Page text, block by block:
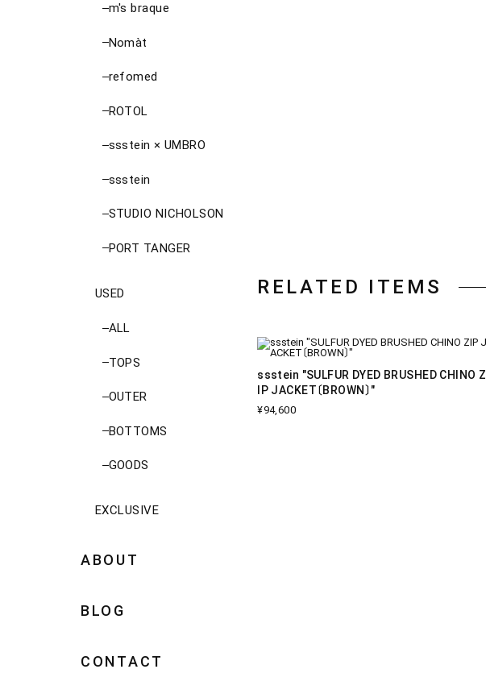
m's braque
Nomàt
refomed
ROTOL
ssstein × UMBRO
ssstein
STUDIO NICHOLSON
PORT TANGER
USED
ALL
TOPS
OUTER
BOTTOMS
GOODS
EXCLUSIVE
ABOUT
BLOG
CONTACT
RELATED ITEMS
ssstein "SULFUR DYED BRUSHED CHINO Z
IP JACKET〔BROWN〕"
¥94,600